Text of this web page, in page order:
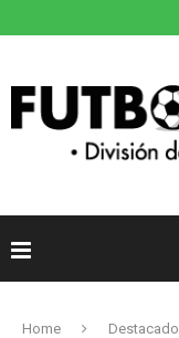
Home Destacado